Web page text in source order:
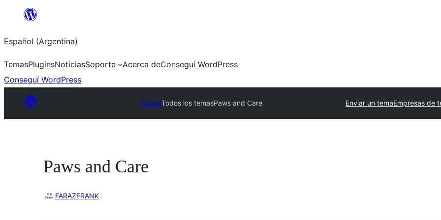
Saltar
contenido
Español (Argentina)
TemasPluginsNoticiasSoporte Acerca deConseguí WordPress
Conseguí WordPress
TemasTodos los temasPaws and Care Enviar un temaEmpresas de
Paws and Care
FARAZFRANK